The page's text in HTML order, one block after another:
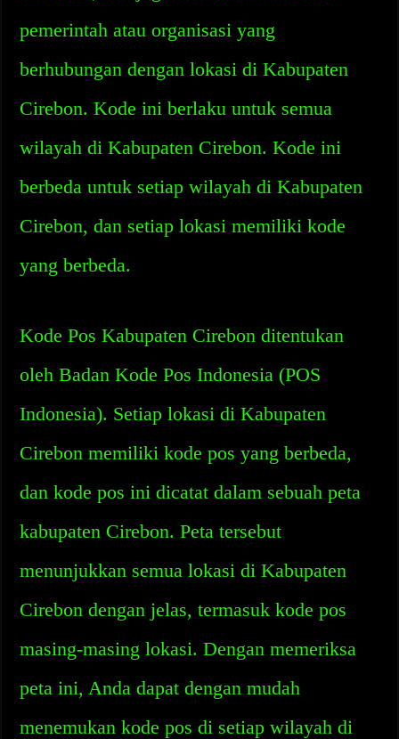
pemerintah atau organisasi yang
berhubungan dengan lokasi di Kabupaten
Cirebon. Kode ini berlaku untuk semua
wilayah di Kabupaten Cirebon. Kode ini
berbeda untuk setiap wilayah di Kabupaten
Cirebon, dan setiap lokasi memiliki kode
yang berbeda.
Kode Pos Kabupaten Cirebon ditentukan
oleh Badan Kode Pos Indonesia (POS
Indonesia). Setiap lokasi di Kabupaten
Cirebon memiliki kode pos yang berbeda,
dan kode pos ini dicatat dalam sebuah peta
kabupaten Cirebon. Peta tersebut
menunjukkan semua lokasi di Kabupaten
Cirebon dengan jelas, termasuk kode pos
masing-masing lokasi. Dengan memeriksa
peta ini, Anda dapat dengan mudah
menemukan kode pos di setiap wilayah di